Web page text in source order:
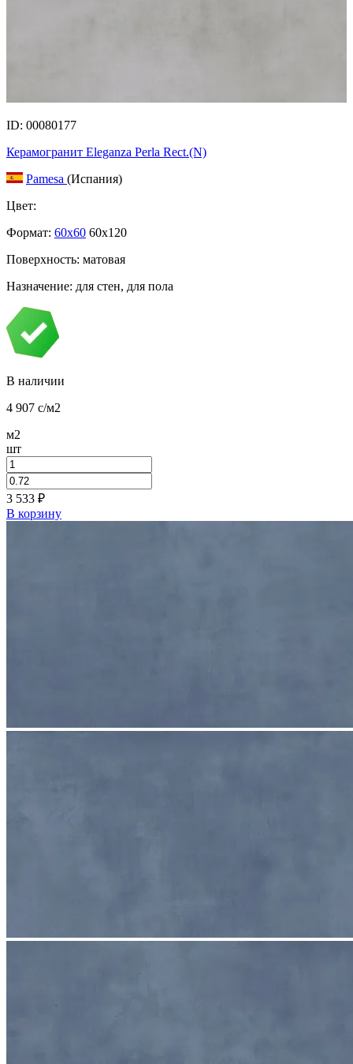
ID: 00080177
Керамогранит Eleganza Perla Rect.(N)
Pamesa (Испания)
Цвет:
Формат: 60x60 60x120
Поверхность: матовая
Назначение: для стен, для пола
В наличии
4 907 c/м2
м2
шт
3 533 ₽
В корзину